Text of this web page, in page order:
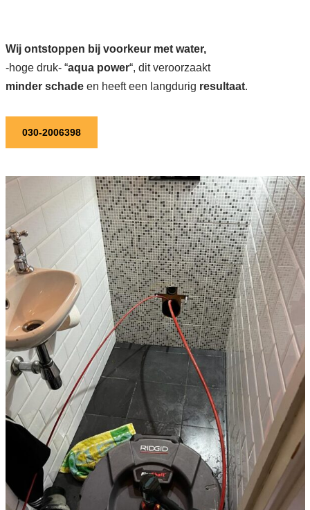
Wij ontstoppen bij voorkeur met water,
-hoge druk- “aqua power“, dit veroorzaakt
minder schadeen heeft een langdurig resultaat.
030-2006398